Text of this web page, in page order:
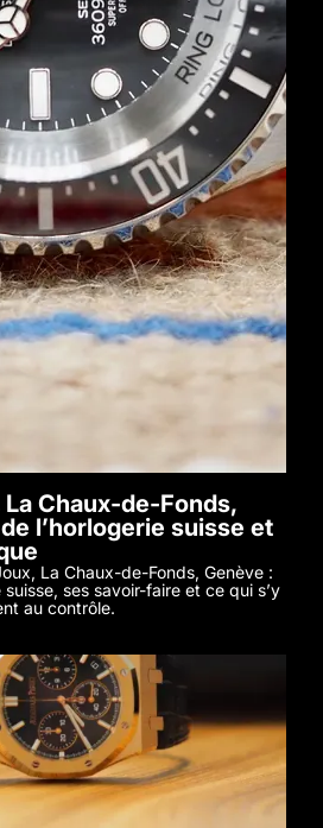
Chaux-de-Fonds,
l’horlogerie suisse et
La Chaux-de-Fonds, Genève :
ses savoir-faire et ce qui s’y
au contrôle.